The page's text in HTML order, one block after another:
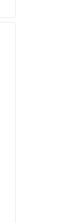
seuraava kuva